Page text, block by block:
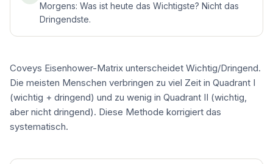
Morgens: Was ist heute das Wichtigste? Nicht das
Dringendste.
Coveys Eisenhower-Matrix unterscheidet Wichtig/Dringend.
Die meisten Menschen verbringen zu viel Zeit in Quadrant I
(wichtig + dringend) und zu wenig in Quadrant II (wichtig,
aber nicht dringend). Diese Methode korrigiert das
systematisch.